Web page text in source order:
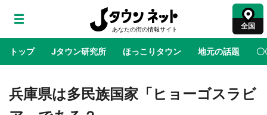
全国
トップ Jタウン研究所 ほっこりタウン 地元の話題 〇
地域×二次元 絶景 あの時はありがとう 物語がはじ
兵庫県は多民族国家「ヒョーゴスラビ